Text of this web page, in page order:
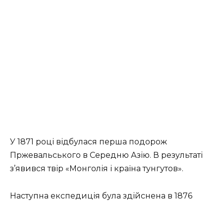
У 1871 році відбулася перша подорож
Пржевальського в Середню Азію. В результаті
з’явився твір «Монголія і країна тунгутов».
Наступна експедиція була здійснена в 1876